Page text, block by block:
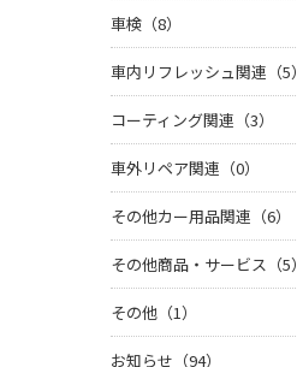
車検（8）
車内リフレッシュ関連（5）
コーティング関連（3）
車外リペア関連（0）
その他カー用品関連（6）
その他商品・サービス（5）
その他（1）
お知らせ（94）